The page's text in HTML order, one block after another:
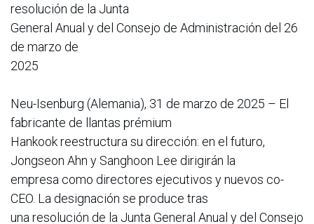
resolución de la Junta
General Anual y del Consejo de Administración del 26
de marzo de
2025
Neu-Isenburg (Alemania), 31 de marzo de 2025 – El
fabricante de llantas prémium
Hankook reestructura su dirección: en el futuro,
Jongseon Ahn y Sanghoon Lee dirigirán la
empresa como directores ejecutivos y nuevos co-
CEO. La designación se produce tras
una resolución de la Junta General Anual y del Consejo